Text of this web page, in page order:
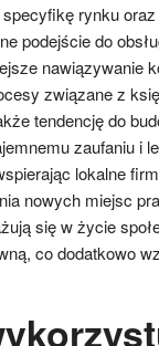
rynku
podejście do
nawiązywanie
związane z
tendencję do
zaufaniu i
lokalne
nowych miejsc
się w życie
co dodatkowo